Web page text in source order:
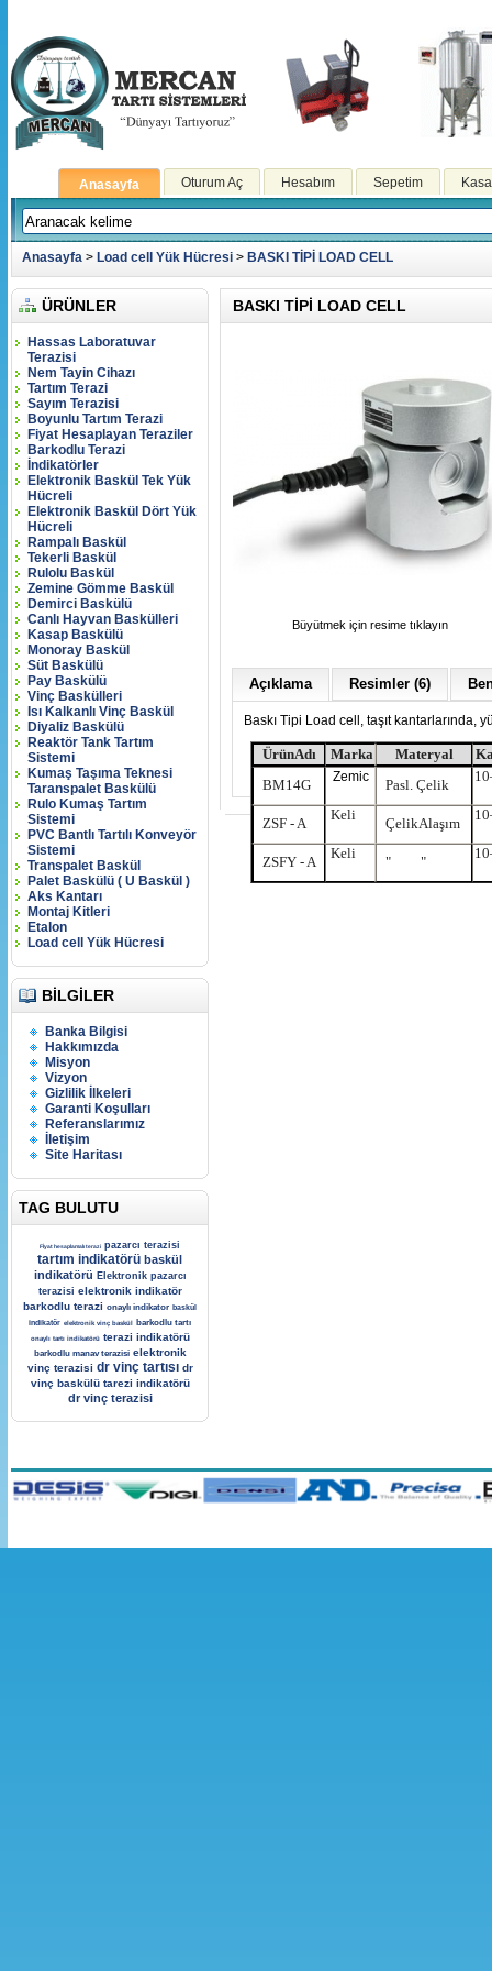
Anasayfa Oturum Aç Hesabım Sepetim
Anasayfa > Load cell Yük Hücresi > BASKI TİPİ LOAD CELL
ÜRÜNLER
Hassas Laboratuvar
Terazisi
Nem Tayin Cihazı
Tartım Terazi
Sayım Terazisi
Boyunlu Tartım Terazi
Fiyat Hesaplayan Teraziler
Barkodlu Terazi
İndikatörler
Elektronik Baskül Tek Yük
Hücreli
Elektronik Baskül Dört Yük
Hücreli
Rampalı Baskül
Tekerli Baskül
Rulolu Baskül
Zemine Gömme Baskül
Demirci Baskülü
Canlı Hayvan Baskülleri
Kasap Baskülü
Monoray Baskül
Süt Baskülü
Pay Baskülü
Vinç Baskülleri
Isı Kalkanlı Vinç Baskül
Diyaliz Baskülü
Reaktör Tank Tartım
Sistemi
Kumaş Taşıma Teknesi
Taranspalet Baskülü
Rulo Kumaş Tartım
Sistemi
PVC Bantlı Tartılı Konveyör
Sistemi
Transpalet Baskül
Palet Baskülü ( U Baskül )
Aks Kantarı
Montaj Kitleri
Etalon
Load cell Yük Hücresi
BILGILER
Banka Bilgisi
Hakkımızda
Misyon
Vizyon
Gizlilik İlkeleri
Garanti Koşulları
Referanslarımız
İletişim
Site Haritası
TAG BULUTU
Fİyat hesaplamalı terazi pazarcı terazisi
tartım indikatörü baskül
indikatörü Elektronik pazarcı
terazisi elektronik indikatör
barkodlu terazi onaylı indikator baskül
indikatör elektronik vinç baskül barkodlu tartı
onaylı tartı indikatörü terazi indikatörü
barkodlu manav terazisi elektronik
vinç terazisi dr vinç tartısı dr
vinç baskülü tarezi indikatörü
dr vinç terazisi
BASKI TİPİ LOAD CELL
Büyütmek için resime tıklayın
Açıklama Resimler (6)
Baskı Tipi Load cell, taşıt kantarlarında,
ÜrünAdı Marka Materyal
BM14G
Zemic Pasl. Çelik
ZSF - A
Keli
ÇelikAlaşım
ZSFY - A
Keli
" "